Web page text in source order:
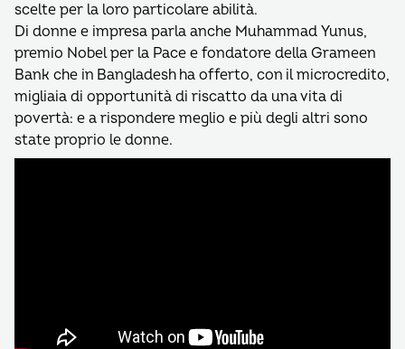
scelte per la loro particolare abilità.
Di donne e impresa parla anche Muhammad Yunus,
premio Nobel per la Pace e fondatore della Grameen
Bank che in Bangladesh ha offerto, con il microcredito,
migliaia di opportunità di riscatto da una vita di
povertà: e a rispondere meglio e più degli altri sono
state proprio le donne.